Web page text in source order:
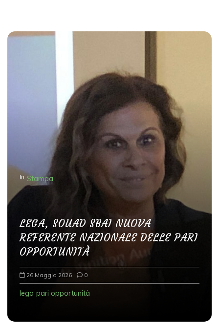
In Stampa
LEGA, SOUAD SBAI NUOVA
REFERENTE NAZIONALE DELLE PARI
OPPORTUNITÀ
26 Maggio 2026 0
lega pari opportunità